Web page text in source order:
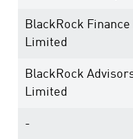
BlackRock
Limited
BlackRock
Limited
-